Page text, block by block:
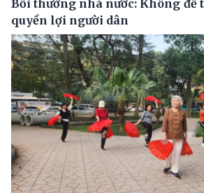
Bồi thường nhà nước: Không để
quyền lợi người dân